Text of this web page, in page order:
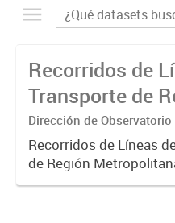
Recorridos de
Transporte de
Metropolitana
Buenos Aires
Dirección de Observatorio
Transporte, Estudio y
Recorridos de Líneas
de Región
Aires (RMBA).-